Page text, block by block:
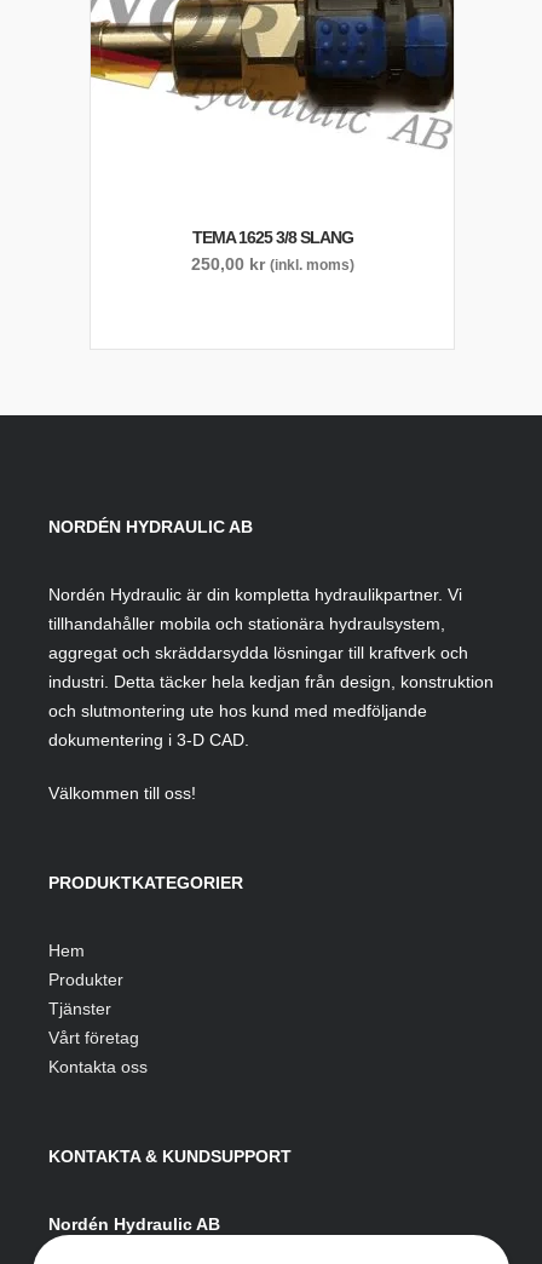
TEMA 1625 3/8 SLANG
250,00 kr (inkl. moms)
NORDÉN HYDRAULIC AB
Nordén Hydraulic är din kompletta hydraulikpartner. Vi
tillhandahåller mobila och stationära hydraulsystem,
aggregat och skräddarsydda lösningar till kraftverk och
industri. Detta täcker hela kedjan från design, konstruktion
och slutmontering ute hos kund med medföljande
dokumentering i 3-D CAD.
Välkommen till oss!
PRODUKTKATEGORIER
Hem
Produkter
Tjänster
Vårt företag
Kontakta oss
KONTAKTA & KUNDSUPPORT
Nordén Hydraulic AB